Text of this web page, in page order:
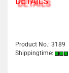
Product No.: 3189
Shippingtime: